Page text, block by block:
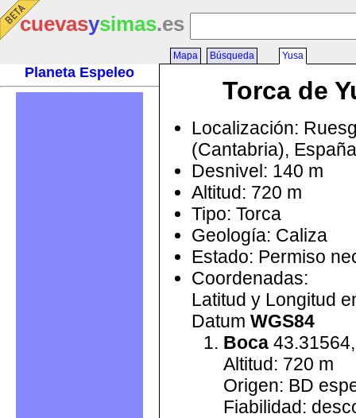
cuevasysimas.es
Planeta Espeleo
Mapa Búsqueda Yusa
Torca de
Localización:
(Cantabria), España
Desnivel: 140 m
Altitud: 720 m
Tipo: Torca
Geología: Caliza
Estado: Permiso
Coordenadas:
Latitud y Longitud
Datum WGS84
Boca
Altitud: 720 m
Origen: BD
Fiabilidad: